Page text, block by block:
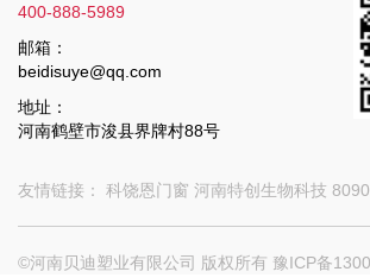
400-888-5989
邮箱：
beidisuye@qq.com
地址：
河南鹤壁市浚县界牌村88号
友情链接： 科饶恩门窗 河南特创生物科技
©河南贝迪塑业有限公司 版权所有 豫ICP备